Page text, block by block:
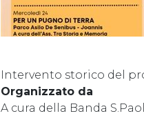
Intervento storico del
Organizzato da
A cura della Banda